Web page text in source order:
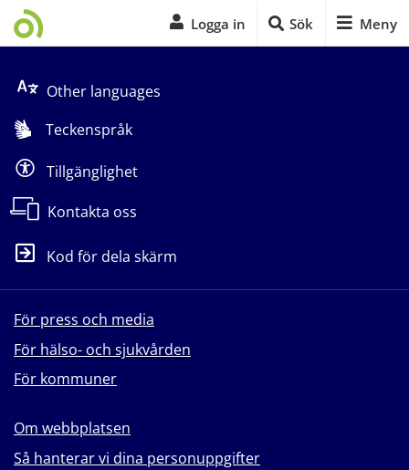
Logga in Sök Meny
Other languages
Teckenspråk
Tillgänglighet
Kontakta oss
Kod för dela skärm
För press och media
För hälso- och sjukvården
För kommuner
Om webbplatsen
Så hanterar vi dina personuppgifter